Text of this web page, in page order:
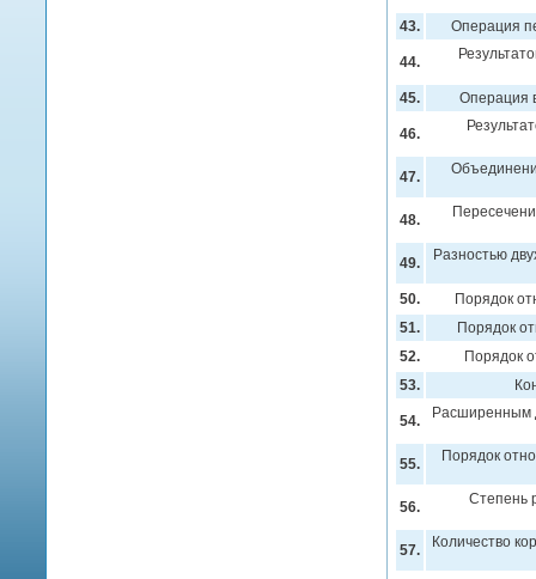
43. Операция
44.
45. Операция
46.
47.
48.
49. Разностью
50.
Порядок
51.
Порядок
52.
Порядок
53.
54. Расширенным
55. Порядок
56. Степень
57. Количество